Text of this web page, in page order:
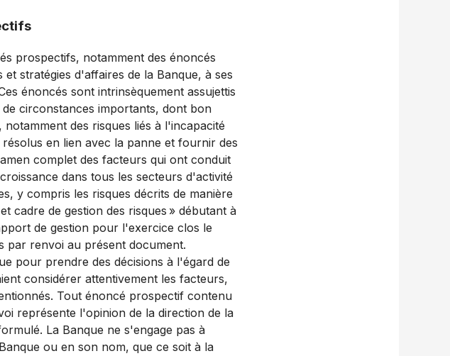
prospectifs, notamment des énoncés
stratégies d'affaires de la Banque, à ses
énoncés sont intrinsèquement assujettis
circonstances importants, dont bon
des risques liés à l'incapacité
en lien avec la panne et fournir des
complet des facteurs qui ont conduit
dans tous les secteurs d'activité
y compris les risques décrits de manière
cadre de gestion des risques » débutant à
de gestion pour l'exercice clos le
par renvoi au présent document.
pour prendre des décisions à l'égard de
considérer attentivement les facteurs,
Tout énoncé prospectif contenu
représente l'opinion de la direction de la
La Banque ne s'engage pas à
ou en son nom, que ce soit à la